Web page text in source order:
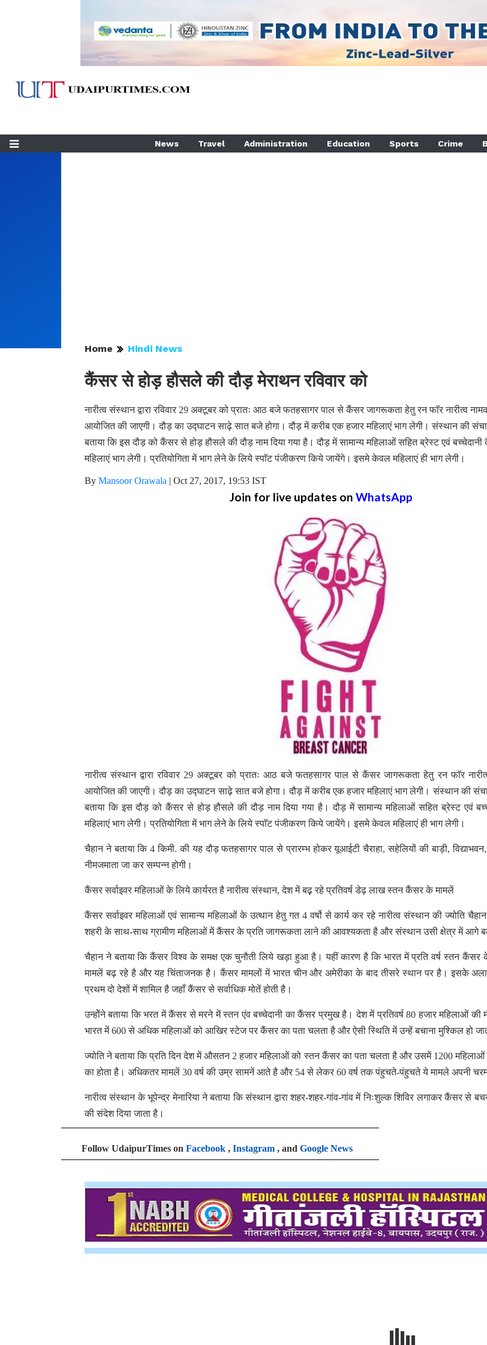
News Travel Administration Education Sports Crime
Home Hindi News
कैंसर से होड़ हौसले की दौड़ मेराथन रविवार को
नारीत्व संस्थान द्वारा रविवार 29 अक्टूबर को प्रातः आठ बजे फतहसागर पाल से कैंसर जागरूकता हेतु रन फाॅर नारीत्व
आयोजित की जाएगी। दौड़ का उद्घाटन साढ़े सात बजे होगा। दौड़ में करीब एक हजार महिलाएं भाग लेगी। संस्थान की
बताया कि इस दौड़ को कैंसर से होड़ हौसले की दौड़ नाम दिया गया है। दौड़ में सामान्य महिलाओं सहित ब्रेस्ट एवं बच्चेदानी
महिलाएं भाग लेगी। प्रतियोगिता में भाग लेने के लिये स्पाॅट पंजीकरण किये जायेंगे। इसमे केवल महिलाएं ही भाग लेगी।
By Mansoor Orawala | Oct 27, 2017, 19:53 IST
Join for live updates on WhatsApp
नारीत्व संस्थान द्वारा रविवार 29 अक्टूबर को प्रातः आठ बजे फतहसागर पाल से कैंसर जागरूकता हेतु रन फाॅर
आयोजित की जाएगी। दौड़ का उद्घाटन साढ़े सात बजे होगा। दौड़ में करीब एक हजार महिलाएं भाग लेगी। संस्थान की
बताया कि इस दौड़ को कैंसर से होड़ हौसले की दौड़ नाम दिया गया है। दौड़ में सामान्य महिलाओं सहित ब्रेस्ट एवं
महिलाएं भाग लेगी। प्रतियोगिता में भाग लेने के लिये स्पाॅट पंजीकरण किये जायेंगे। इसमे केवल महिलाएं ही भाग लेगी।
चैहान ने बताया कि 4 किमी. की यह दौड़ फतहसागर पाल से प्रारम्भ होकर यूआईटी चैराहा, सहेलियों की बाड़ी,
नीमजमाता जा कर सम्पन्न होगी।
कैंसर सर्वाइवर महिलाओं के लिये कार्यरत है नारीत्व संस्थान, देश में बढ़़ रहे प्रतिवर्ष डेढ़ लाख स्तन कैंसर के मामलें
कैंसर सर्वाइवर महिलाओं एवं सामान्य महिलाओं के उत्थान हेतु गत 4 वर्षो से कार्य कर रहे नारीत्व संस्थान की ज्योति
शहरी के साथ-साथ ग्रामीण महिलाओं में कैंसर के प्रति जागरूकता लाने की आवश्यकता है और संस्थान उसी क्षेत्र में आगे
चैहान ने बताया कि कैंसर विश्व के समक्ष एक चुनौती लिये खड़ा हुआ है। यहीं कारण है कि भारत में प्रति वर्ष स्तन
मामलें बढ़ रहे है और यह चिंताजनक है। कैंसर मामलों में भारत चीन और अमेरीका के बाद तीसरे स्थान पर है। इसके
प्रथम दो देशों में शामिल है जहाँ कैंसर से सर्वाधिक मोतें होती है।
उन्होेंने बताया कि भरत में कैंसर से मरने में स्तन एंव बच्चेदानी का कैंसर प्रमुख है। देश में प्रतिवर्ष 80 हजार महिलाओं की
भारत में 600 से अधिक महिलाओं को आखिर स्टेज पर कैंसर का पता चलता है और ऐसी स्थिति में उन्हें बचाना मुश्किल हो
ज्योति ने बताया कि प्रति दिन देश में औसतन 2 हजार महिलाओं को स्तन कैंसर का पता चलता है और उसमें 1200
का होता है। अधिकतर मामलें 30 वर्ष की उम्र सामनें आते है और 54 से लेकर 60 वर्ष तक पंहुचते-पंहुचते ये मामले अपनी चरम
नारीत्व संस्थान के भूपेन्द्र मेनारिया ने बताया कि संस्थान द्वारा शहर-शहर-गांव-गांव में निःशुल्क शिविर लगाकर कैंसर से
की संदेश दिया जाता है।
Follow UdaipurTimes on Facebook , Instagram , and Google News